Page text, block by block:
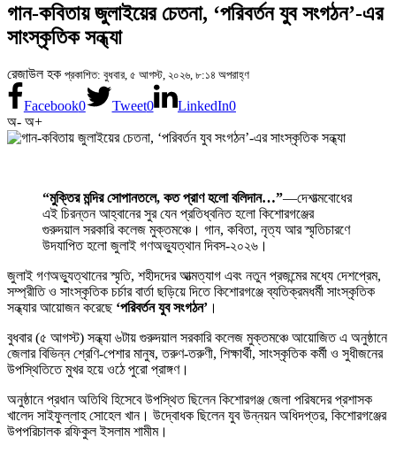
গান-কবিতায় জুলাইয়ের চেতনা, ‘পরিবর্তন যুব সংগঠন’-এর
সাংস্কৃতিক সন্ধ্যা
রেজাউল হক প্রকাশিত: বুধবার, ৫ আগস্ট, ২০২৬, ৮:১৪ অপরাহ্ণ
Facebook0 Tweet0 LinkedIn0
অ- অ+
“মুক্তির মন্দির সোপানতলে, কত প্রাণ হলো বলিদান…”—দেশাত্মবোধের
এই চিরন্তন আহ্বানের সুর যেন প্রতিধ্বনিত হলো কিশোরগঞ্জের
গুরুদয়াল সরকারি কলেজ মুক্তমঞ্চে। গান, কবিতা, নৃত্য আর স্মৃতিচারণে
উদযাপিত হলো জুলাই গণঅভ্যুত্থান দিবস-২০২৬।
জুলাই গণঅভ্যুত্থানের স্মৃতি, শহীদদের আত্মত্যাগ এবং নতুন প্রজন্মের মধ্যে দেশপ্রেম,
সম্প্রীতি ও সাংস্কৃতিক চর্চার বার্তা ছড়িয়ে দিতে কিশোরগঞ্জে ব্যতিক্রমধর্মী সাংস্কৃতিক
সন্ধ্যার আয়োজন করেছে ‘পরিবর্তন যুব সংগঠন’ ।
বুধবার (৫ আগস্ট) সন্ধ্যা ৬টায় গুরুদয়াল সরকারি কলেজ মুক্তমঞ্চে আয়োজিত এ অনুষ্ঠানে
জেলার বিভিন্ন শ্রেণি-পেশার মানুষ, তরুণ-তরুণী, শিক্ষার্থী, সাংস্কৃতিক কর্মী ও সুধীজনের
উপস্থিতিতে মুখর হয়ে ওঠে পুরো প্রাঙ্গণ।
অনুষ্ঠানে প্রধান অতিথি হিসেবে উপস্থিত ছিলেন কিশোরগঞ্জ জেলা পরিষদের প্রশাসক
খালেদ সাইফুল্লাহ সোহেল খান। উদ্বোধক ছিলেন যুব উন্নয়ন অধিদপ্তর, কিশোরগঞ্জের
উপপরিচালক রফিকুল ইসলাম শামীম।